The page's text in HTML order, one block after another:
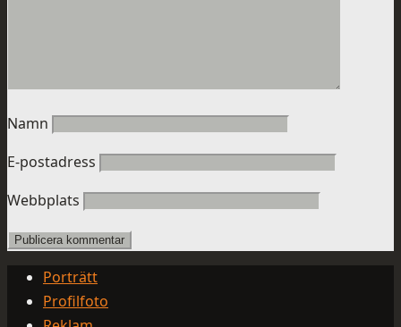
Namn
E-postadress
Webbplats
Porträtt
Profilfoto